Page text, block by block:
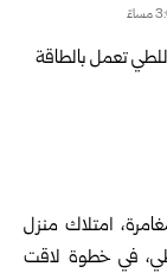
امتلاك منزل
في خطوة لاقت